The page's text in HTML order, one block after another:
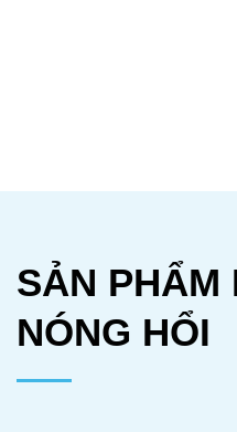
SẢN PHẨM
NÓNG HỔI